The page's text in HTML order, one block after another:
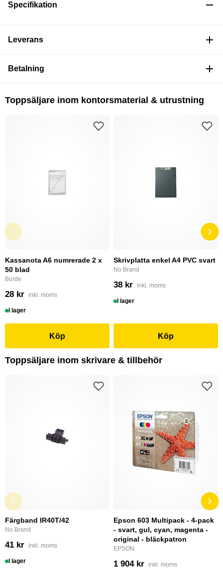
Specifikation
Leverans
Betalning
Toppsäljare inom kontorsmaterial & utrustning
Kassanota A6 numrerade 2 x
50 blad
Burde
28 kr inkl. moms
I lager
Köp
Skrivplatta enkel A4 PVC svart
No Brand
38 kr inkl. moms
I lager
Köp
Toppsäljare inom skrivare & tillbehör
Färgband IR40T/42
No Brand
41 kr inkl. moms
I lager
Epson 603 Multipack - 4-pack
- svart, gul, cyan, magenta -
original - bläckpatron
EPSON
1 904 kr inkl. moms